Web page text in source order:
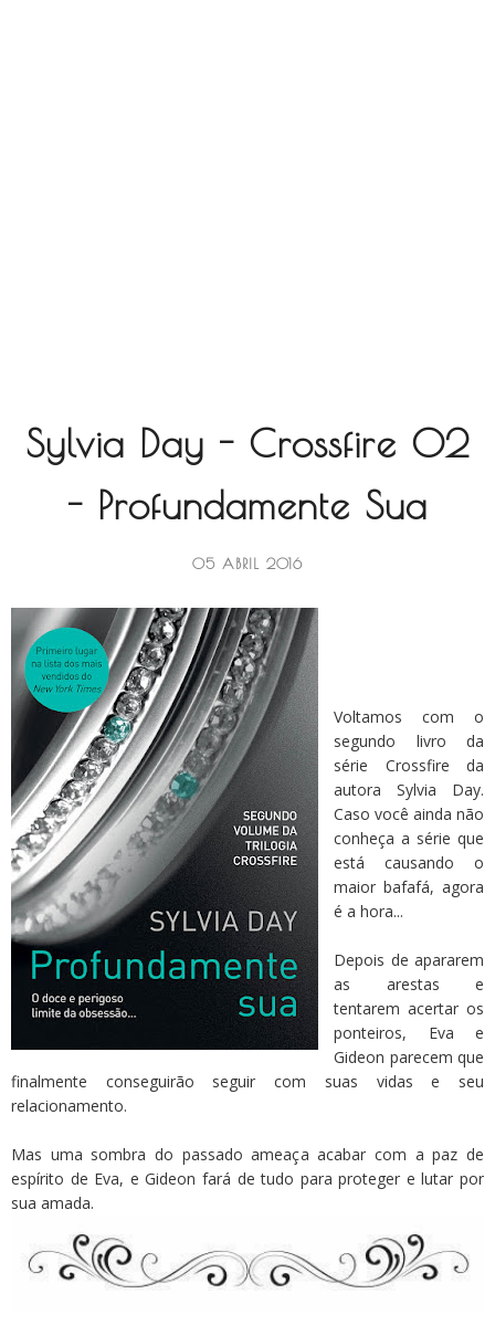
Sylvia Day - Crossfire 02
- Profundamente Sua
05 ABRIL 2016
Voltamos com o
segundo livro da
série Crossfire da
autora Sylvia Day.
Caso você ainda não
conheça a série que
está causando o
maior bafafá, agora
é a hora...
Depois de apararem
as arestas e
tentarem acertar os
ponteiros, Eva e
Gideon parecem que
finalmente conseguirão seguir com suas vidas e seu
relacionamento.
Mas uma sombra do passado ameaça acabar com a paz de
espírito de Eva, e Gideon fará de tudo para proteger e lutar por
sua amada.